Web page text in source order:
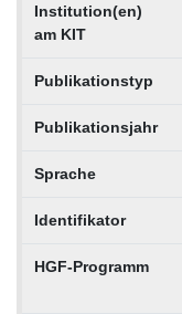
Institution(en)
am KIT
Publikationstyp
Publikationsjahr
Sprache
Identifikator
HGF-Programm